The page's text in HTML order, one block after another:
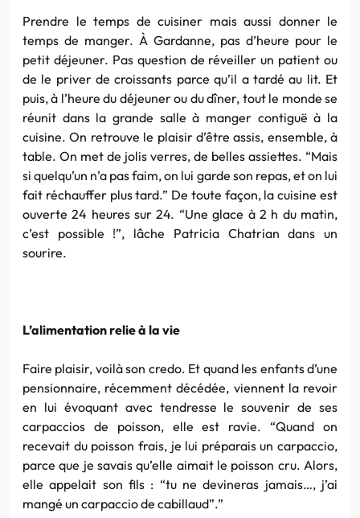
Prendre le temps de cuisiner mais aussi donner le
temps de manger. À Gardanne, pas d’heure pour le
petit déjeuner. Pas question de réveiller un patient ou
de le priver de croissants parce qu’il a tardé au lit. Et
puis, à l’heure du déjeuner ou du dîner, tout le monde se
réunit dans la grande salle à manger contiguë à la
cuisine. On retrouve le plaisir d’être assis, ensemble, à
table. On met de jolis verres, de belles assiettes. “Mais
si quelqu’un n’a pas faim, on lui garde son repas, et on lui
fait réchauffer plus tard.” De toute façon, la cuisine est
ouverte 24 heures sur 24. “Une glace à 2 h du matin,
c’est possible !”, lâche Patricia Chatrian dans un
sourire.
L’alimentation relie à la vie
Faire plaisir, voilà son credo. Et quand les enfants d’une
pensionnaire, récemment décédée, viennent la revoir
en lui évoquant avec tendresse le souvenir de ses
carpaccios de poisson, elle est ravie. “Quand on
recevait du poisson frais, je lui préparais un carpaccio,
parce que je savais qu’elle aimait le poisson cru. Alors,
elle appelait son fils : “tu ne devineras jamais…, j’ai
mangé un carpaccio de cabillaud”.”